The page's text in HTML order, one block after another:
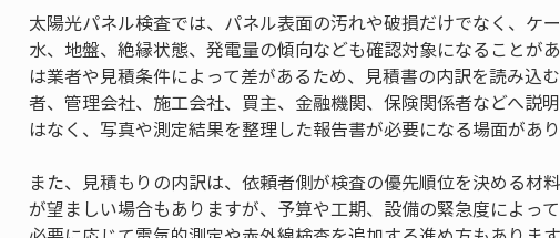
太陽光パネル検査では、パネル表面の汚れや破損だけでなく、ケ
水、地盤、絶縁状態、発電量の傾向なども確認対象になることが
は業者や見積条件によって差があるため、見積書の内訳を読み込
者、管理会社、施工会社、買主、金融機関、保険関係者などへ説
はなく、写真や測定結果を整理した報告書が必要になる場面があり
また、見積もりの内訳は、依頼者側が検査の優先順位を決める材
が望ましい場合もありますが、予算や工期、設備の緊急度によっ